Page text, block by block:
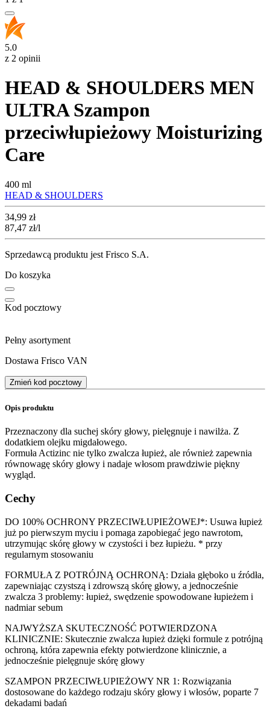
5.0
z 2 opinii
HEAD & SHOULDERS MEN
ULTRA Szampon
przeciwłupieżowy Moisturizing
Care
400 ml
HEAD & SHOULDERS
Cena
34,99 zł
87,47 zł/l
Sprzedawcą produktu jest Frisco S.A.
Do koszyka
Kod pocztowy
Pełny asortyment
Dostawa Frisco VAN
Zmień kod pocztowy
Opis produktu
Przeznaczony dla suchej skóry głowy, pielęgnuje i nawilża. Z
dodatkiem olejku migdałowego.
Formuła Actizinc nie tylko zwalcza łupież, ale również zapewnia
równowagę skóry głowy i nadaje włosom prawdziwie piękny
wygląd.
Cechy
DO 100% OCHRONY PRZECIWŁUPIEŻOWEJ*: Usuwa łupież
już po pierwszym myciu i pomaga zapobiegać jego nawrotom,
utrzymując skórę głowy w czystości i bez łupieżu. * przy
regularnym stosowaniu
FORMUŁA Z POTRÓJNĄ OCHRONĄ: Działa głęboko u źródła,
zapewniając czystszą i zdrowszą skórę głowy, a jednocześnie
zwalcza 3 problemy: łupież, swędzenie spowodowane łupieżem i
nadmiar sebum
NAJWYŻSZA SKUTECZNOŚĆ POTWIERDZONA
KLINICZNIE: Skutecznie zwalcza łupież dzięki formule z potrójną
ochroną, która zapewnia efekty potwierdzone klinicznie, a
jednocześnie pielęgnuje skórę głowy
SZAMPON PRZECIWŁUPIEŻOWY NR 1: Rozwiązania
dostosowane do każdego rodzaju skóry głowy i włosów, poparte 7
dekadami badań